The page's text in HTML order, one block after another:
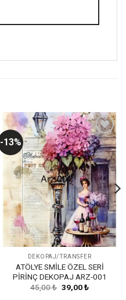
-13%
Favorilerime
Ekle
DEKOPAJ/TRANSFER
ATÖLYE SMİLE ÖZEL SERİ
PİRİNÇ DEKOPAJ ARZ-001
45,00₺ Orijinal
fiyat:
39,00₺Şu